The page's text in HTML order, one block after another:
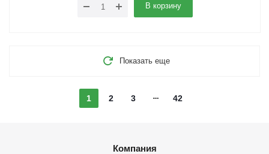
В корзину
Показать еще
1 2 3 42
Компания